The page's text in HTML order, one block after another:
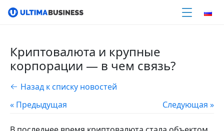
Криптовалюта и крупные
корпорации — в чем связь?
Назад к списку новостей
« Предыдущая
Следующая »